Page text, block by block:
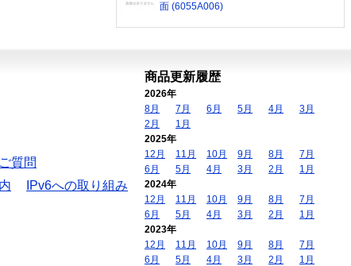
面 (6055A006)
質問
IPv6への取り組み
商品更新履歴
2026年
8月
7月 6月 5月 4月
3月
2月
1月
2025年
12月
11月 10月 9月 8月
7月
6月
5月 4月 3月 2月
1月
2024年
12月
11月 10月 9月 8月
7月
6月
5月 4月 3月 2月
1月
2023年
12月
11月 10月 9月 8月
7月
6月
5月 4月 3月 2月
1月